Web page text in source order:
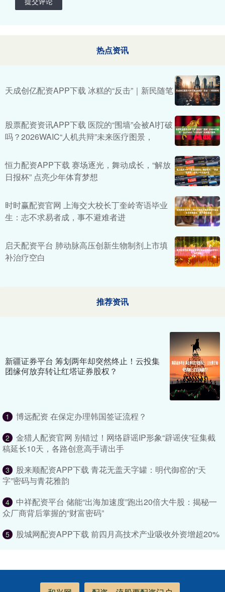
热点资讯
天成创亿配资APP下载 冰糕的“反击”｜新民随笔
股票配资资讯APP下载 医院的“围墙”会被AI打破
吗？2026WAIC“人机共辩”未来医疗图景，
恒力配资APP下载 赛场逐光，舞动成长，“解放
日报杯” 点亮少年体育梦想
时时赢配资官网 上海交大校长丁奎岭寄语毕业
生：志不求易者成，事不避难者进
启天配资平台 肺动脉高压创新生物制剂上市填
补治疗空白
推荐资讯
新疆证券平台 筹划两年却突然终止！云投集
团缘何放弃转让红塔证券股权？
1 博远配资 在保定办理韩国签证流程？
2
金猎人配资官网 别错过！网络辟谣IP形象“辟谣侠”征集截
稿延长10天，各路创意高手请出手
3
股来顺配资APP下载 青花无盖天字罐：明代御窑的“天
字”密码与青花雅韵
4
中祥配资平台 储能“出海加速度”跑出20倍大牛股：揭秘一
众厂商背后掌握的“财富密码”
5 股城网配资APP下载 前四月高技术产业吸收外资增超20%